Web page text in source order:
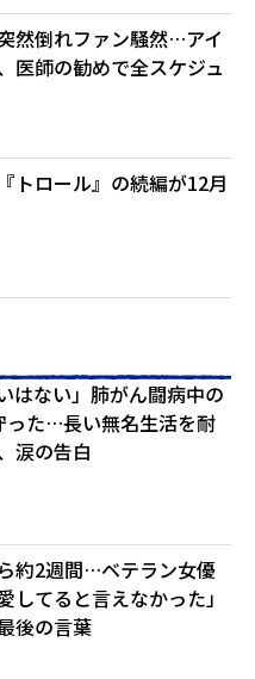
然倒れファン騒然…アイ
医師の勧めで全スケジュ
トロール』の続編が12月
はない」肺がん闘病中の
った…長い無名生活を耐
涙の告白
約2週間…ベテラン女優
してると言えなかった」
後の言葉